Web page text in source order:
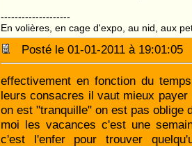
--------------------
En volières, en cage d'expo, au nid, aux
Posté le 01-01-2011 à
effectivement en fonction du
leurs consacres il vaut mieux payer
on est "tranquille" on est pas oblige
moi les vacances c'est une
c'est l'enfer pour trouver